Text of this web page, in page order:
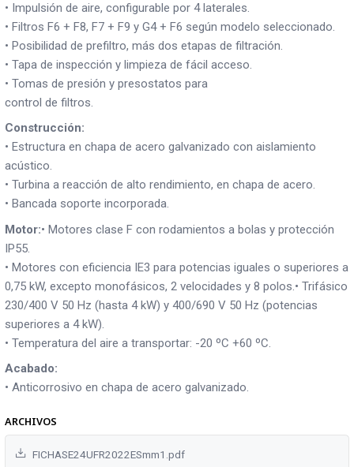
• Impulsión de aire, configurable por 4 laterales.
• Filtros F6 + F8, F7 + F9 y G4 + F6 según modelo seleccionado.
• Posibilidad de prefiltro, más dos etapas de filtración.
• Tapa de inspección y limpieza de fácil acceso.
• Tomas de presión y presostatos para
control de filtros.
Construcción:
• Estructura en chapa de acero galvanizado con aislamiento
acústico.
• Turbina a reacción de alto rendimiento, en chapa de acero.
• Bancada soporte incorporada.
Motor:• Motores clase F con rodamientos a bolas y protección
IP55.
• Motores con eficiencia IE3 para potencias iguales o superiores a
0,75 kW, excepto monofásicos, 2 velocidades y 8 polos.• Trifásico
230/400 V 50 Hz (hasta 4 kW) y 400/690 V 50 Hz (potencias
superiores a 4 kW).
• Temperatura del aire a transportar: -20 ºC +60 ºC.
Acabado:
• Anticorrosivo en chapa de acero galvanizado.
ARCHIVOS
FICHASE24UFR2022ESmm1.pdf